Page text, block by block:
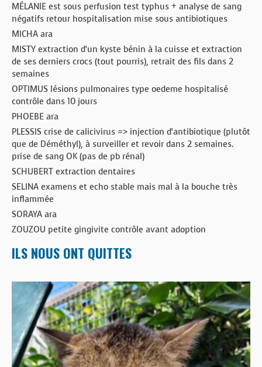
MÉLANIE est sous perfusion test typhus + analyse de sang
négatifs retour hospitalisation mise sous antibiotiques
MICHA ara
MISTY extraction d’un kyste bénin à la cuisse et extraction
de ses derniers crocs (tout pourris), retrait des fils dans 2
semaines
OPTIMUS lésions pulmonaires type oedeme hospitalisé
contrôle dans 10 jours
PHOEBE ara
PLESSIS crise de calicivirus => injection d’antibiotique (plutôt
que de Déméthyl), à surveiller et revoir dans 2 semaines.
prise de sang OK (pas de pb rénal)
SCHUBERT extraction dentaires
SELINA examens et echo stable mais mal à la bouche très
inflammée
SORAYA ara
ZOUZOU petite gingivite contrôle avant adoption
ILS NOUS ONT QUITTES